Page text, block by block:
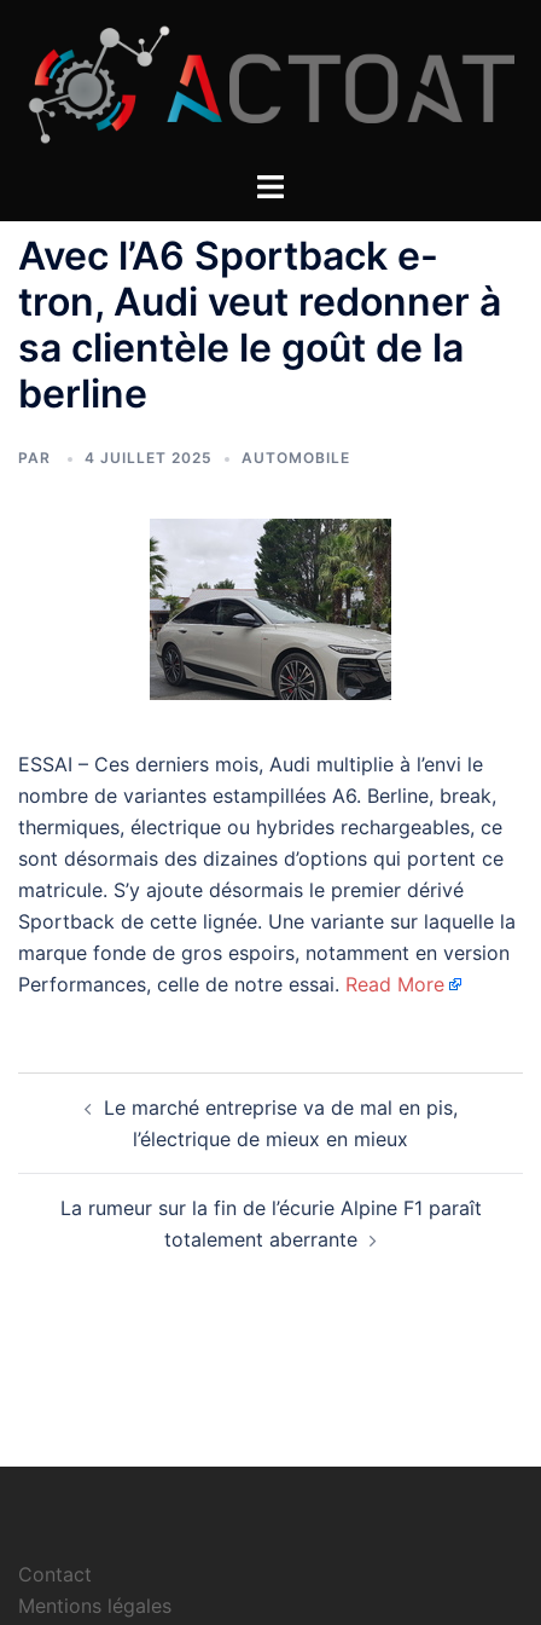
contenu
Avec l’A6 Sportback e-
tron, Audi veut redonner à
sa clientèle le goût de la
berline
PAR 4 JUILLET 2025 AUTOMOBILE
ESSAI – Ces derniers mois, Audi multiplie à l’envi le
nombre de variantes estampillées A6. Berline, break,
thermiques, électrique ou hybrides rechargeables, ce
sont désormais des dizaines d’options qui portent ce
matricule. S’y ajoute désormais le premier dérivé
Sportback de cette lignée. Une variante sur laquelle la
marque fonde de gros espoirs, notamment en version
Performances, celle de notre essai. Read More
d’articleLe marché entreprise va de mal en pis,
l’électrique de mieux en mieux
La rumeur sur la fin de l’écurie Alpine F1 paraît
totalement aberrante
Contact
Mentions légales